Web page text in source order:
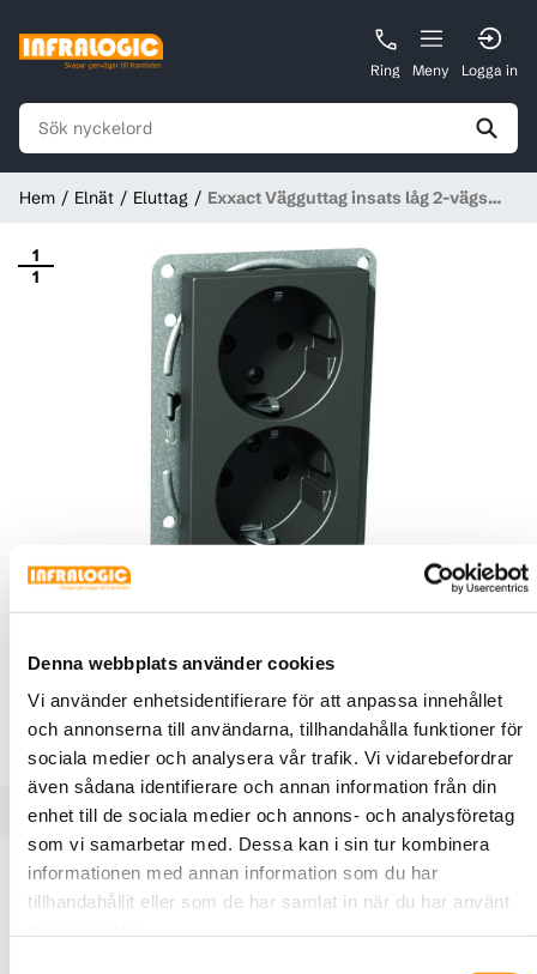
Denna webbplats använder cookies
Vi använder enhetsidentifierare för att anpassa innehållet
och annonserna till användarna, tillhandahålla funktioner för
sociala medier och analysera vår trafik. Vi vidarebefordrar
även sådana identifierare och annan information från din
enhet till de sociala medier och annons- och analysföretag
som vi samarbetar med. Dessa kan i sin tur kombinera
informationen med annan information som du har
tillhandahållit eller som de har samlat in när du har använt
Ring Meny Logga in
Hem Elnät Eluttag
Exxact Vägguttag insats låg 2-vägs
1
1
Schneider Electric
jordat Antracit (Passar endast i 1,
Vägguttag, Exxact, 2-vägs, jordat, infälld, 1½ moduldosa,
IP21, snabbanslutning, Antracit
Produktbeskrivning Specifikationer Dokument